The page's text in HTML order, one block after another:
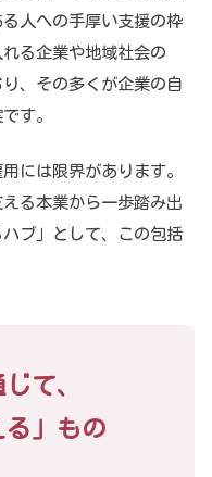
人への手厚い支援の枠
る企業や地域社会の
、その多くが企業の自
す。
には限界があります。
る本業から一歩踏み出
ブ」として、この包括
て、
る」もの